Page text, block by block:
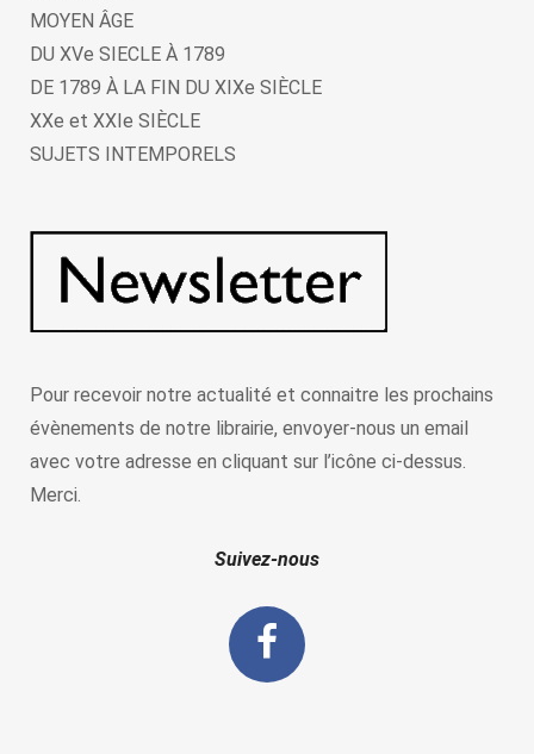
MOYEN ÂGE
DU XVe SIECLE À 1789
DE 1789 À LA FIN DU XIXe SIÈCLE
XXe et XXIe SIÈCLE
SUJETS INTEMPORELS
Pour recevoir notre actualité et connaitre les prochains
évènements de notre librairie, envoyer-nous un email
avec votre adresse en cliquant sur l’icône ci-dessus.
Merci.
Suivez-nous